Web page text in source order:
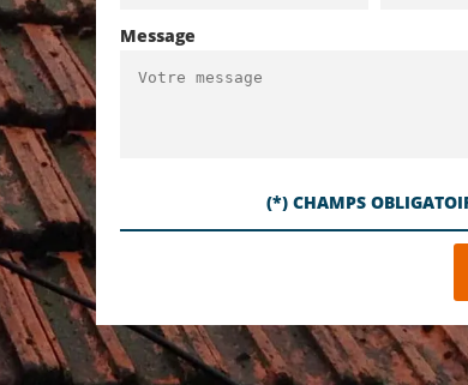
Message
(*) CHAMPS